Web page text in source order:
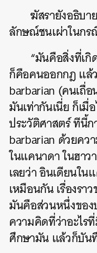
ฆัสรายังอธิบา
ลักษณ์ชนเผ่าในกร
“มันคือสิ่งที่เ
ก็คือคนออกกฎ แล้
barbarian (คนเถื่
มันเท่ากันเนี่ย ก็เมื่
ประวัติศาสตร์ ทีนี้
barbarian ด้วยคว
ในแคนาดา ในฮาว
เลยว่า อินเดียนใ
เหมือนกัน เรื่องรา
มันคือส่วนหนึ่งขอ
ความคิดที่ว่าอะไร
ศึกษามัน แล้วก็บัน